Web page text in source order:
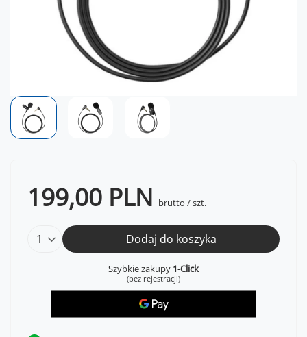
199,00 PLN brutto /szt.
Dodaj do koszyka
Szybkie zakupy 1-Click
(bez rejestracji)